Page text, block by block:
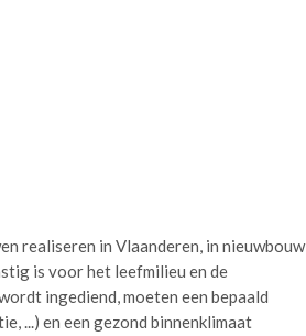
realiseren in Vlaanderen, in nieuwbouw
is voor het leefmilieu en de
ingediend, moeten een bepaald
...) en een gezond binnenklimaat